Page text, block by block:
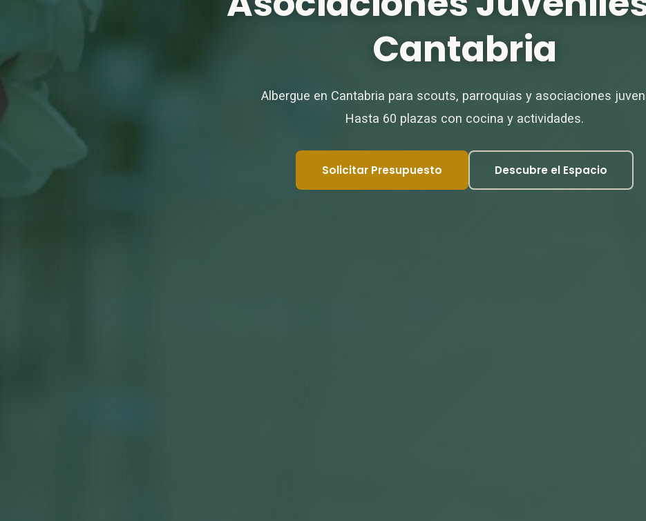
Cantabria
Albergue en Cantabria para scouts, parroquias y asociaciones
Hasta 60 plazas con cocina y actividades.
Solicitar Presupuesto Descubre el Espacio